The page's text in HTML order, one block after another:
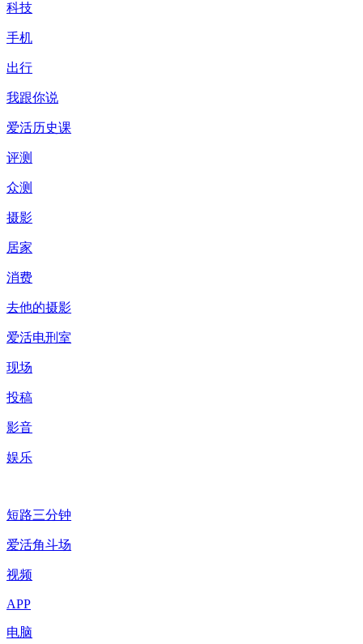
科技
手机
出行
我跟你说
爱活历史课
评测
众测
摄影
居家
消费
去他的摄影
爱活电刑室
现场
投稿
影音
娱乐
短路三分钟
爱活角斗场
视频
APP
电脑